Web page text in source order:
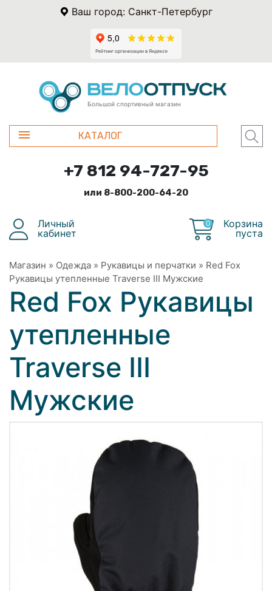
Ваш город: Санкт-Петербург
Большой спортивный магазин
КАТАЛОГ
+7 812 94-727-95
или 8-800-200-64-20
Личный
кабинет
0
Корзина
пуста
Магазин » Одежда » Рукавицы и перчатки » Red Fox
Рукавицы утепленные Traverse III Мужские
Red Fox Рукавицы
утепленные
Traverse III
Мужские